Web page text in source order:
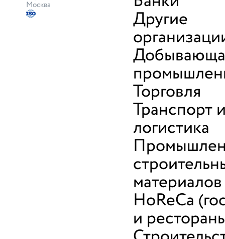
Москва
Другие
Торговля
Транспорт
логистика
материалов
HoReCa
и